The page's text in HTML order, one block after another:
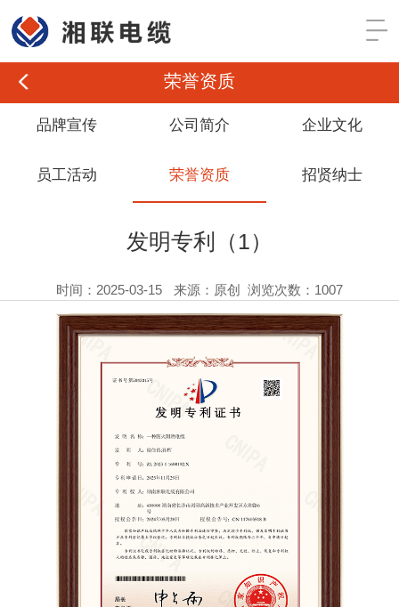
荣誉资质
品牌宣传 公司简介 企业文化
员工活动 荣誉资质 招贤纳士
发明专利（1）
时间：2025-03-15 来源：原创 浏览次数：1007